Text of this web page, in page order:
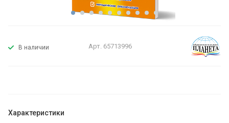
В наличии Арт. 65713996
Характеристики